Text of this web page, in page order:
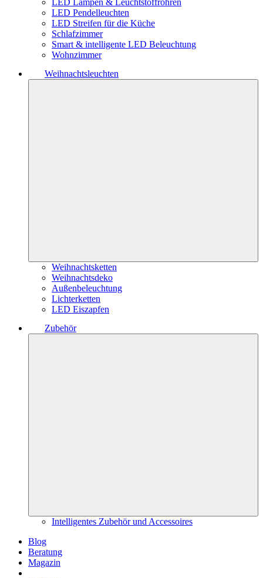
LED Lampen & Leuchtstoffröhren
LED Pendelleuchten
LED Streifen für die Küche
Schlafzimmer
Smart & intelligente LED Beleuchtung
Wohnzimmer
Weihnachtsleuchten
Weihnachtsketten
Weihnachtsdeko
Außenbeleuchtung
Lichterketten
LED Eiszapfen
Zubehör
Intelligentes Zubehör und Accessoires
Blog
Beratung
Magazin